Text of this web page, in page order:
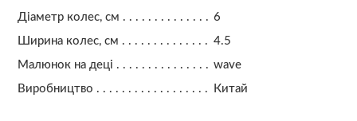
Діаметр колес, см
6
Ширина колес, см
4.5
Малюнок на деці
wave
Виробництво
Китай